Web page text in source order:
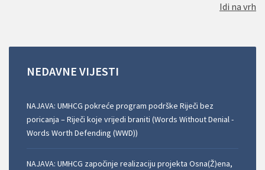
Idi na vrh
NEDAVNE VIJESTI
NAJAVA: UMHCG pokreće program podrške Riječi bez
poricanja – Riječi koje vrijedi braniti (Words Without Denial -
Words Worth Defending (WWD))
NAJAVA: UMHCG započinje realizaciju projekta Osna(Ž)ena,